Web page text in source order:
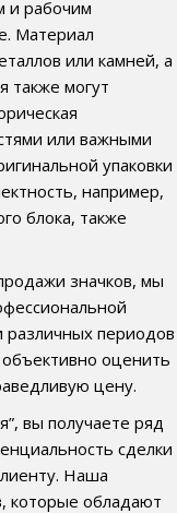
и рабочим
Материал
или камней, а
также могут
или важными
упаковки
например,
блока, также
значков, мы
различных периодов
оценить
цену.
вы получаете ряд
сделки
Наша
которые обладают